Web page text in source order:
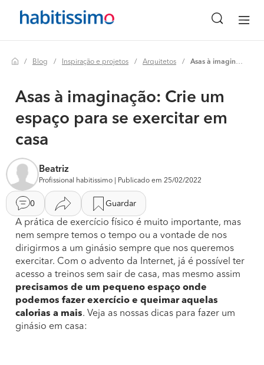
Blog Inspiração e projetos Arquitetos Asas à imaginação: crie um espaço para se exercitar em casa
Asas à imaginação: Crie um
espaço para se exercitar em
casa
Beatriz
Profissional habitissimo | Publicado em 25/02/2022
0 Guardar
A prática de exercício físico é muito importante, mas
nem sempre temos o tempo ou a vontade de nos
dirigirmos a um ginásio sempre que nos queremos
exercitar. Com o advento da Internet, já é possível ter
acesso a treinos sem sair de casa, mas mesmo assim
precisamos de um pequeno espaço onde
podemos fazer exercício e queimar aquelas
calorias a mais. Veja as nossas dicas para fazer um
ginásio em casa: